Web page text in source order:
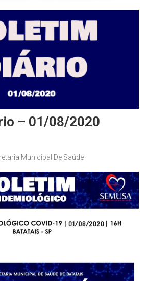
– 01/08/2020
Municipal De Saúde